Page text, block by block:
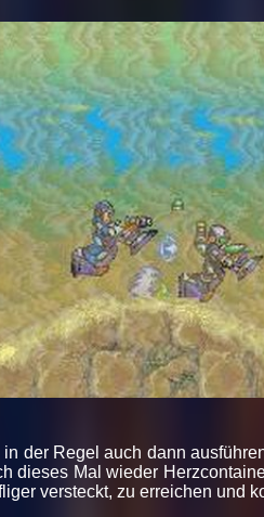
der Regel auch dann
dieses Mal wieder
versteckt, zu erreichen und